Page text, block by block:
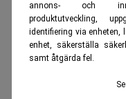
annons- och
produktutveckling,
identifiering via
enhet, säkerställa
samt åtgärda fel.